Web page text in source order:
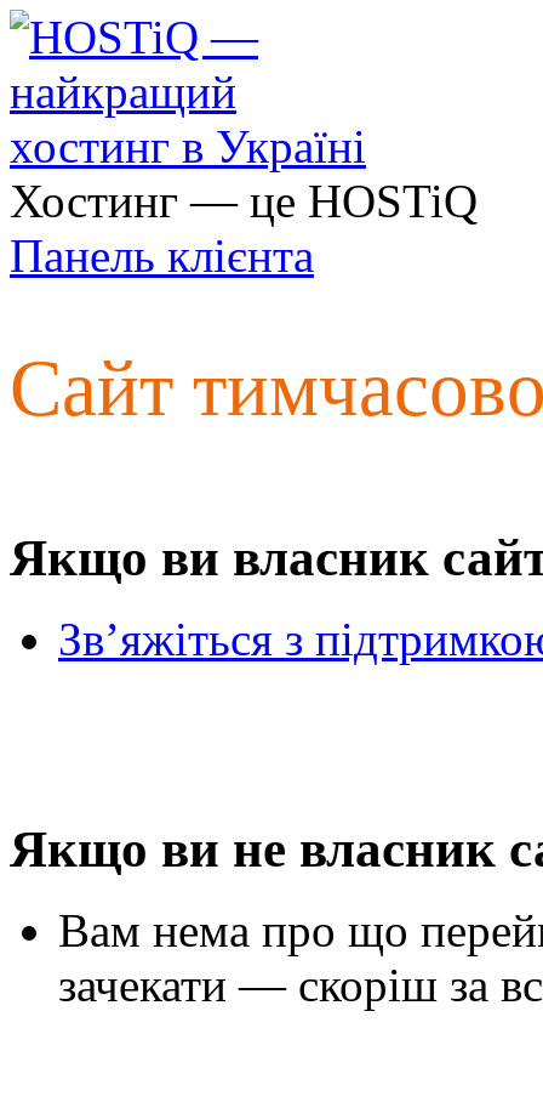
Хостинг — це HOSTiQ
Панель клієнта
Сайт
Якщо ви власник
Зв’яжіться з
Якщо ви не власник
Вам нема про що
зачекати — скоріш за